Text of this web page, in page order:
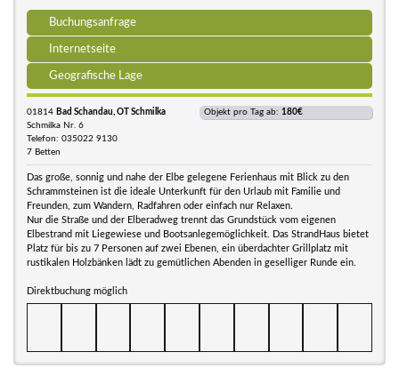
Buchungsanfrage
Internetseite
Geografische Lage
01814 Bad Schandau, OT Schmilka
Schmilka Nr. 6
Telefon: 035022 9130
7 Betten
Objekt pro Tag ab: 180€
Das große, sonnig und nahe der Elbe gelegene Ferienhaus mit Blick zu den
Schrammsteinen ist die ideale Unterkunft für den Urlaub mit Familie und
Freunden, zum Wandern, Radfahren oder einfach nur Relaxen.
Nur die Straße und der Elberadweg trennt das Grundstück vom eigenen
Elbestrand mit Liegewiese und Bootsanlegemöglichkeit. Das StrandHaus bietet
Platz für bis zu 7 Personen auf zwei Ebenen, ein überdachter Grillplatz mit
rustikalen Holzbänken lädt zu gemütlichen Abenden in geselliger Runde ein.
Direktbuchung möglich